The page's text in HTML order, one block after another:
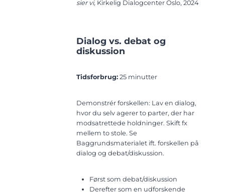
sier vi, Kirkelig Dialogcenter Oslo, 2024
Dialog vs. debat og
diskussion
Tidsforbrug: 25 minutter
Demonstrér forskellen: Lav en dialog,
hvor du selv agerer to parter, der har
modsatrettede holdninger. Skift fx
mellem to stole. Se
Baggrundsmaterialet ift. forskellen på
dialog og debat/diskussion.
Først som debat/diskussion
Derefter som en udforskende